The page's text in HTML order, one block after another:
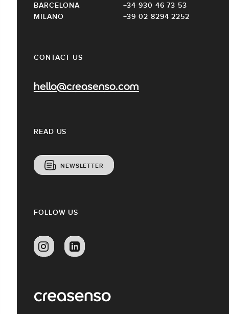
CONTACT US
hello@creasenso.com
READ US
NEWSLETTER
BARCELONA
+34 930 46 73 53
MILANO
+39 02 8294 2252
FOLLOW US